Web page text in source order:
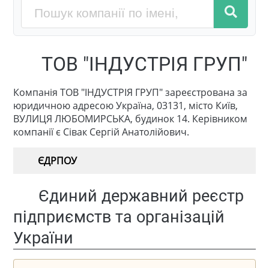
ТОВ "ІНДУСТРІЯ ГРУП"
Компанія ТОВ "ІНДУСТРІЯ ГРУП" зареєстрована за
юридичною адресою Україна, 03131, місто Київ,
ВУЛИЦЯ ЛЮБОМИРСЬКА, будинок 14. Керівником
компанії є Сівак Сергій Анатолійович.
ЄДРПОУ
Єдиний державний реєстр
підприємств та організацій
України